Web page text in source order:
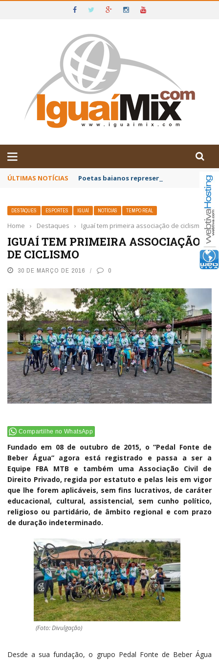
IGUAÍ E SUDOESTE DA BAHIA
ÚLTIMAS NOTÍCIAS Poetas baianos representam o Brasil no
DESTAQUES ESPORTES IGUAÍ NOTÍCIAS TEMPO REAL
Home › Destaques › Iguaí tem primeira associação de ciclismo
IGUAÍ TEM PRIMEIRA ASSOCIAÇÃO
DE CICLISMO
30 DE MARÇO DE 2016 0
Compartilhe no WhatsApp
Fundado em 08 de outubro de 2015, o “Pedal Fonte de
Beber Água” agora está registrado e passa a ser a
Equipe FBA MTB e também uma Associação Civil de
Direito Privado, regida por estatuto e pelas leis em vigor
que lhe forem aplicáveis, sem fins lucrativos, de caráter
educacional, cultural, assistencial, sem cunho político,
religioso ou partidário, de âmbito regional e com prazo
de duração indeterminado.
(Foto: Divulgação)
Desde a sua fundação, o grupo Pedal Fonte de Beber Água